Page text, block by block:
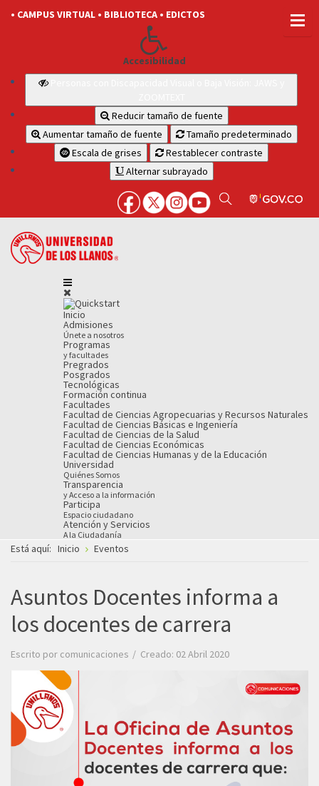
• CAMPUS VIRTUAL • BIBLIOTECA • EDICTOS
Accesibilidad
Reducir tamaño de fuente
Aumentar tamaño de fuente
Tamaño predeterminado
Escala de grises
Restablecer contraste
Alternar subrayado
Inicio
Admisiones
Únete a nosotros
Programas
y facultades
Pregrados
Posgrados
Tecnológicas
Formación continua
Facultades
Facultad de Ciencias Agropecuarias y Recursos Naturales
Facultad de Ciencias Básicas e Ingeniería
Facultad de Ciencias de la Salud
Facultad de Ciencias Económicas
Facultad de Ciencias Humanas y de la Educación
Universidad
Quiénes Somos
Transparencia
y Acceso a la información
Participa
Espacio ciudadano
Atención y Servicios
A la Ciudadanía
Está aquí: Inicio Eventos
Asuntos Docentes informa a
los docentes de carrera
Escrito por comunicaciones Creado: 02 Abril 2020